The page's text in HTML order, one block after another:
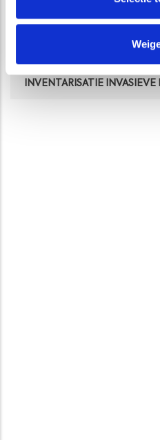
QUICKSCAN EXOTISCHE
RIVIERKREEFTEN IN
INVENTARISATIE INVASIEVE